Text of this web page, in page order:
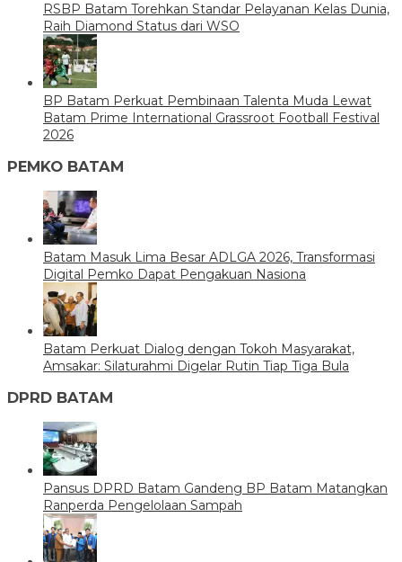
RSBP Batam Torehkan Standar Pelayanan Kelas Dunia,
Raih Diamond Status dari WSO
BP Batam Perkuat Pembinaan Talenta Muda Lewat
Batam Prime International Grassroot Football Festival
2026
PEMKO BATAM
Batam Masuk Lima Besar ADLGA 2026, Transformasi
Digital Pemko Dapat Pengakuan Nasiona
Batam Perkuat Dialog dengan Tokoh Masyarakat,
Amsakar: Silaturahmi Digelar Rutin Tiap Tiga Bula
DPRD BATAM
Pansus DPRD Batam Gandeng BP Batam Matangkan
Ranperda Pengelolaan Sampah